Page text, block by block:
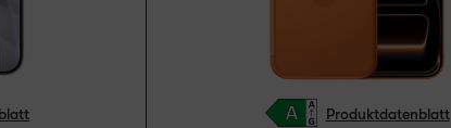
Produktdatenblatt